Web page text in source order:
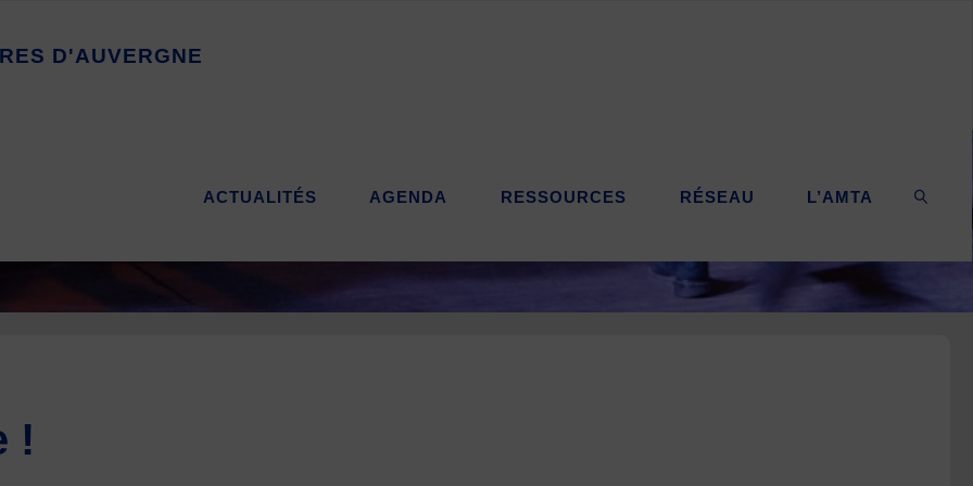
RES D'AUVERGNE
ACTUALITÉS AGENDA RESSOURCES RÉSEAU L’AMTA
!